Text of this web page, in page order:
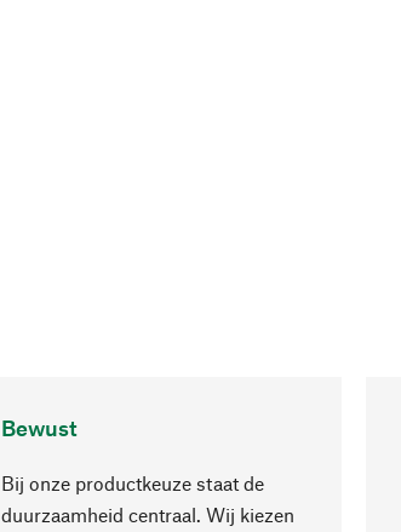
Bewust
Bij onze productkeuze staat de
duurzaamheid centraal. Wij kiezen